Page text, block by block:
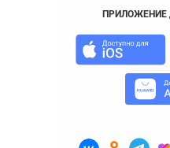
ПРИЛОЖЕНИЕ